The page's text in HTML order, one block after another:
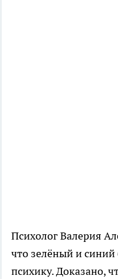
Психолог Валерия
что зелёный и
психику. Доказано,